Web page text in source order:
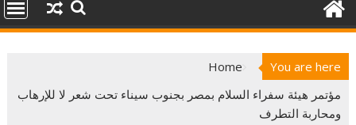
You are here
Home
مؤتمر هيئة سفراء السلام بمصر بجنوب سيناء تحت شعر لا للإرهاب
ومحاربة التطرف